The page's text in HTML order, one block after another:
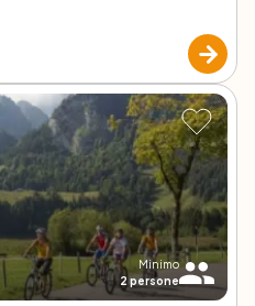
Minimo
2 persone